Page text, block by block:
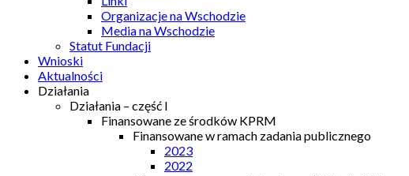
Organizacje na Wschodzie
Media na Wschodzie
Statut Fundacji
Wnioski
Aktualności
Działania
Działania – część I
Finansowane ze środków KPRM
Finansowane w ramach zadania publicznego
2023
2022